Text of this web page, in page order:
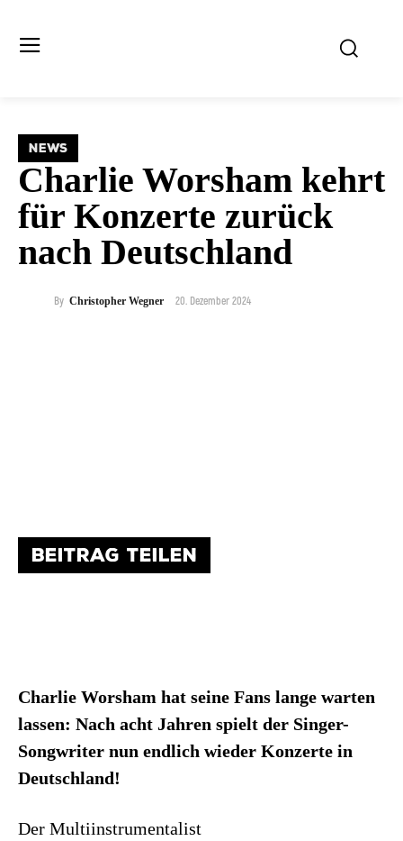
NEWS
Charlie Worsham kehrt
für Konzerte zurück
nach Deutschland
By Christopher Wegner 20. Dezember 2024
BEITRAG TEILEN
Charlie Worsham hat seine Fans lange warten
lassen: Nach acht Jahren spielt der Singer-
Songwriter nun endlich wieder Konzerte in
Deutschland!
Der Multiinstrumentalist